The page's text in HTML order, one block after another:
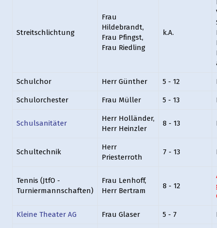
Streitschlichtung
Frau
Hildebrandt,
Frau Pfingst,
Frau Riedling
k.A.
Schulchor Herr Günther 5 - 12
Schulorchester Frau Müller 5 - 13
Schulsanitäter
Herr Holländer,
Herr Heinzler
8 - 13
Schultechnik
Herr
Priesterroth
7 - 13
Tennis (JtfO -
Turniermannschaften)
Frau Lenhoff,
Herr Bertram
8 - 12
Kleine Theater AG Frau Glaser 5 - 7